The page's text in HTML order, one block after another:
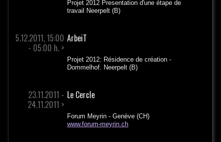
Projet 2012 Presentation d'une étape de
travail Neerpelt (B)
5.12.2011, 15:00
- 05:00 h. >
ArbeiT
Projet 2012: Résidence de création -
Dommelhof. Neerpelt (B)
23.11.2011 -
24.11.2011 >
Le Cercle
Forum Meyrin - Genève (CH)
www.forum-meyrin.ch